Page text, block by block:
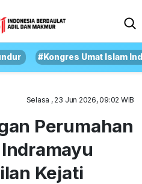
#Kongres Umat Islam
Selasa , 23 Jun 2026, 09:02 WIB
Perumahan
Indramayu
Kejati